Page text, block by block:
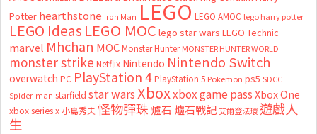
Potter hearthstone Iron Man LEGO LEGO AMOC lego harry potter
LEGO Ideas LEGO MOC lego star wars LEGO Technic
marvel Mhchan MOC Monster Hunter MONSTER HUNTER WORLD
monster strike Netflix Nintendo Nintendo Switch
overwatch PC PlayStation 4 PlayStation 5 Pokemon ps5 SDCC
Spider-man starfield star warsXboxxbox game passXbox One
xbox series x 小島秀夫怪物彈珠 爐石 爐石戰記艾爾登法環 遊戲人
生